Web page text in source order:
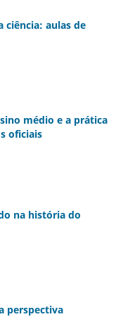
ciência: aulas de
médio e a prática
oficiais
na história do
perspectiva